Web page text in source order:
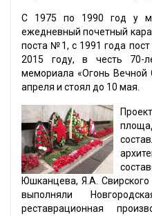
С 1975 по 1990 год у
ежедневный почетный
поста №1, с 1991 года
2015 году, в честь 70-
мемориала «Огонь
апреля и стоял до 10 мая.
Юшканцева, Я.А.
выполняли
реставрационная